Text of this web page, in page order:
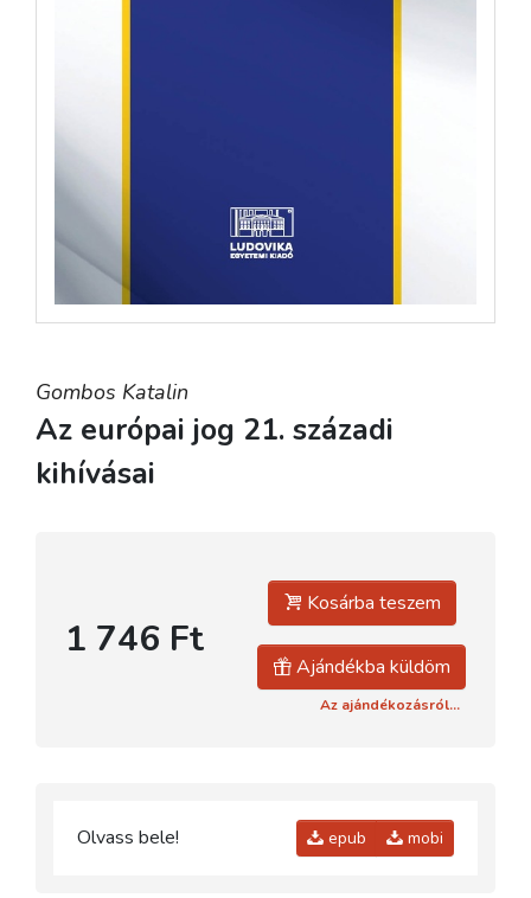
Gombos Katalin
Az európai jog 21. századi
kihívásai
1 746 Ft
Kosárba teszem
Ajándékba küldöm
Az ajándékozásról...
Olvass bele! epub mobi